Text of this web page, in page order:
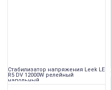
Стабилизатор напряжения Leek LE
R5 DV 12000W релейный
напольный